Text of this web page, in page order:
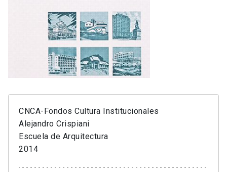
CNCA-Fondos Cultura Institucionales
Alejandro Crispiani
Escuela de Arquitectura
2014